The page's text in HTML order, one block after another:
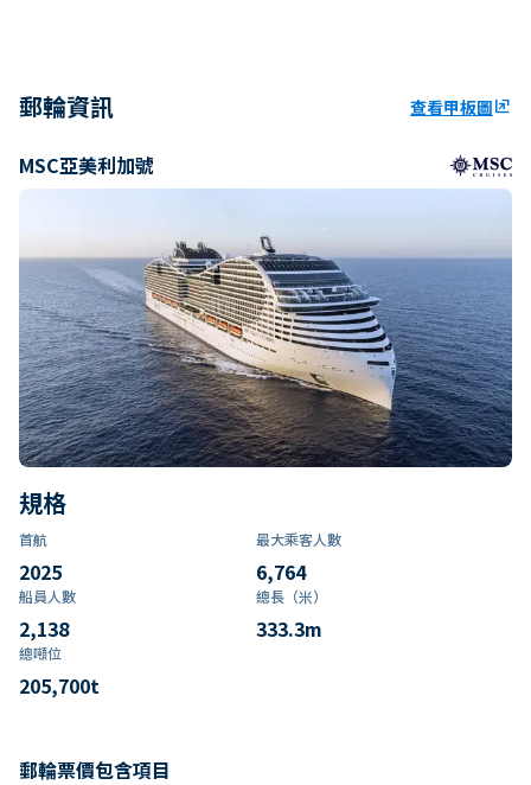
郵輪資訊 查看甲板圖ungroup
MSC亞美利加號
規格
首航
2025
最大乘客人數
6,764
船員人數
2,138
總長（米）
333.3m
總噸位
205,700t
郵輪票價包含項目